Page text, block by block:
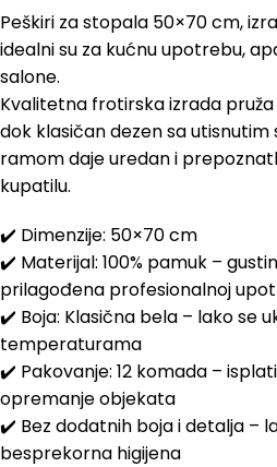
Peškiri za stopala 50×70 cm,
idealni su za kućnu upotrebu,
salone.
Kvalitetna frotirska izrada
dok klasičan dezen sa
ramom daje uredan i
kupatilu.
✔️ Dimenzije: 50×70 cm
✔️ Materijal: 100% pamuk –
prilagođena profesionalnoj
✔️ Boja: Klasična bela – lako se
temperaturama
✔️ Pakovanje: 12 komada –
opremanje objekata
✔️ Bez dodatnih boja i detalja –
besprekorna higijena